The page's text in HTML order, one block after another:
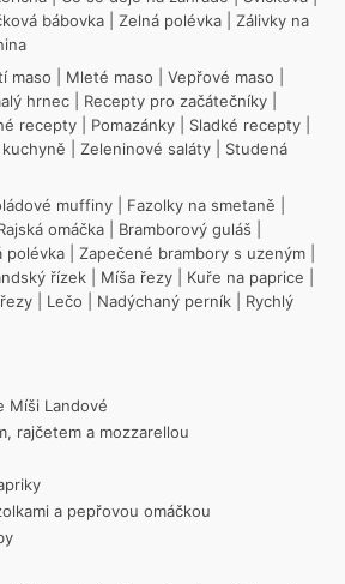
bábovka Zelná polévka
Zálivky na
maso Mleté maso Vepřové maso
hrnec Recepty pro začátečníky
recepty Pomazánky Sladké recepty
Zeleninové saláty
Studená
muffiny Fazolky na smetaně
omáčka Bramborový guláš
polévka Zapečené brambory s uzeným
řízek Míša řezy Kuře na paprice
Lečo Nadýchaný perník
Rychlý
Míši Landové
rajčetem a mozzarellou
a pepřovou omáčkou